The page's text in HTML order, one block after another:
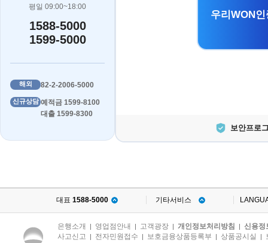
평일 09:00~18:00
1588-5000
1599-5000
해외 82-2-2006-5000
신규상담 예적금 1599-8100
대출 1599-8300
우리WON
보안프로
대표 1588-5000 기타서비스
은행소개 | 영업점안내 | 고객광장 | 개인정보처리방침 | 신용정
사고신고 | 전자민원접수 | 보호금융상품등록부 | 상품공시실 |